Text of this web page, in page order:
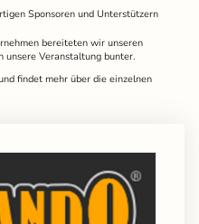
Sponsoren und Unterstützern
bereiteten wir unseren
unsere Veranstaltung bunter.
findet mehr über die einzelnen